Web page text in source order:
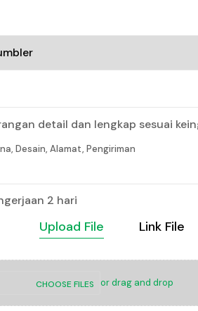
detail dan lengkap sesuai
Desain, Alamat, Pengiriman
2 hari
Upload File Link File
CHOOSE FILES or drag and drop